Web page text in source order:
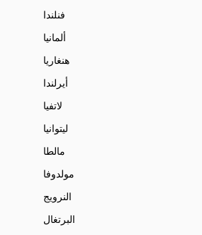
فنلندا
ألمانيا
هنغاريا
أيرلندا
لاتفيا
ليتوانيا
مالطا
مولدوفا
النرويج
البرتغال